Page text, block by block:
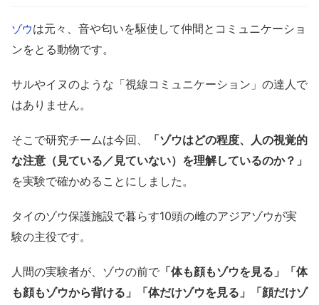
ゾウは元々、音や匂いを駆使して仲間とコミュニケーショ
ンをとる動物です。
サルやイヌのような「視線コミュニケーション」の達人で
はありません。
そこで研究チームは今回、
「ゾウはどの程度、人の視覚的
な注意（見ている／見ていない）を理解しているのか？」
を実験で確かめることにしました。
タイのゾウ保護施設で暮らす10頭の雌のアジアゾウが実
験の主役です。
人間の実験者が、ゾウの前で 「体も顔もゾウを見る」「体
も顔もゾウから背ける」「体だけゾウを見る」「顔だけゾ